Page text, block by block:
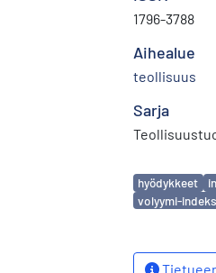
1796-3788
Aihealue
teollisuus
Sarja
Avainsanat
hyödykkeet
volyymi-